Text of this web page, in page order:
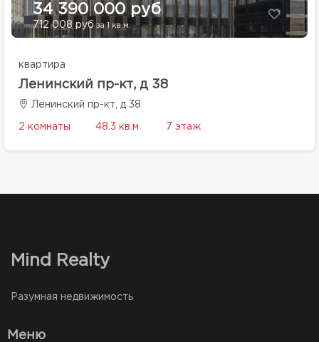
34 390 000 руб
712 008 рубза 1 кв.м.
квартира
Ленинский пр-кт, д 38
Ленинский пр-кт, д 38
2 комнаты 48.3 кв.м. 7 этаж
Mind Realty
Разумная недвижимость
Меню